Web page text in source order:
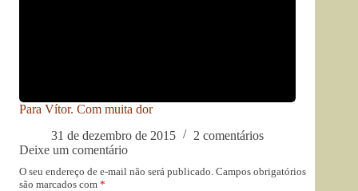
Para Vítor. Com muita dor
31 de dezembro de 2015
2 comentários
Deixe um comentário
O seu endereço de e-mail não será publicado. Campos obrigatórios
são marcados com *